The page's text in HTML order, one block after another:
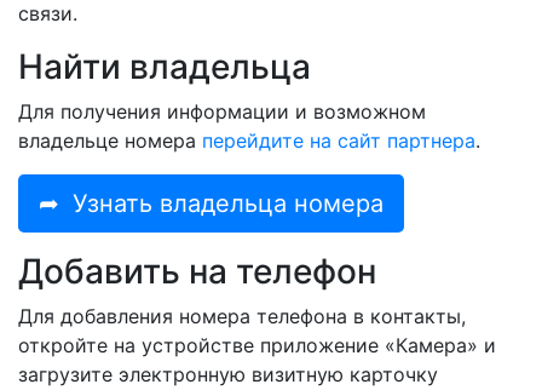
связи.
Найти владельца
Для получения информации и возможном
владельце номера перейдите на сайт партнера.
➦ Узнать владельца номера
Добавить на телефон
Для добавления номера телефона в контакты,
откройте на устройстве приложение «Камера» и
загрузите электронную визитную карточку